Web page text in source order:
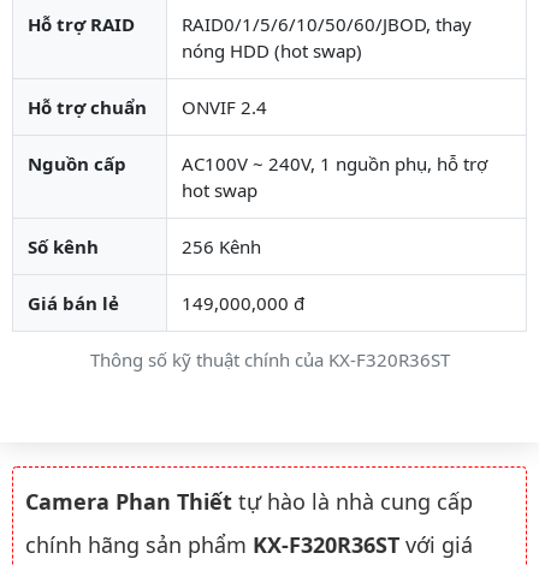
Thông số kỹ thuật chính của KX-F320R36ST
Hỗ trợ RAID
RAID0/1/5/6/10/50/60/JBOD, thay
nóng HDD (hot swap)
Hỗ trợ chuẩn ONVIF 2.4
Nguồn cấp
AC100V ~ 240V, 1 nguồn phụ, hỗ trợ
hot swap
Số kênh 256 Kênh
Giá bán lẻ 149,000,000 đ
Camera Phan Thiết tự hào là nhà cung cấp
chính hãng sản phẩm KX-F320R36ST với giá